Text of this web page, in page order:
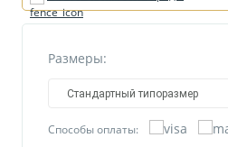
Размеры:
Стандартный типоразмер
Способы оплаты: